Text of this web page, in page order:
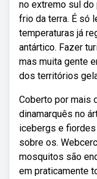
no extremo sul do
frio da terra. É só
temperaturas já
antártico. Fazer
mas muita gente
dos territórios
Coberto por mais
dinamarquês no
icebergs e
sobre os.
mosquitos são
em praticamente